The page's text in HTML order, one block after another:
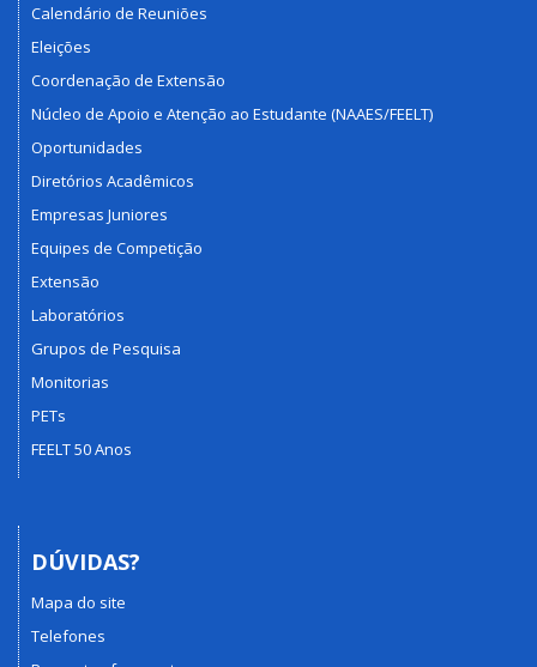
Calendário de Reuniões
Eleições
Coordenação de Extensão
Núcleo de Apoio e Atenção ao Estudante (NAAES/FEELT)
Oportunidades
Diretórios Acadêmicos
Empresas Juniores
Equipes de Competição
Extensão
Laboratórios
Grupos de Pesquisa
Monitorias
PETs
FEELT 50 Anos
DÚVIDAS?
Mapa do site
Telefones